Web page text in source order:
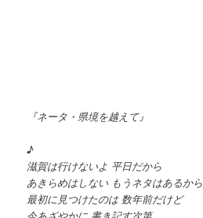
『ネータ・県境を越えて』
♪
滋賀は行けないよ 平日だから
あきらめはしない もうネタはあるから
最初に見つけたのは 数年前だけど